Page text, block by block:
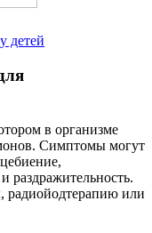
детей
в организме
Симптомы могут
раздражительность.
радиойодтерапию или